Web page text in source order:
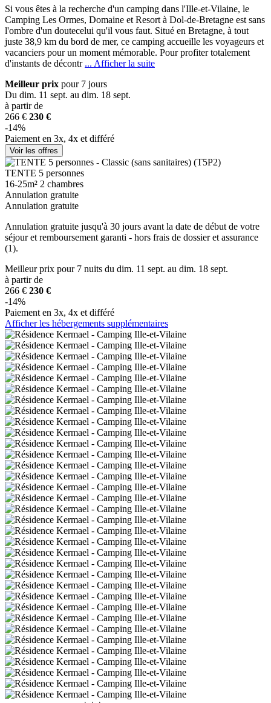
Si vous êtes à la recherche d'un camping dans l'Ille-et-Vilaine, le
Camping Les Ormes, Domaine et Resort à Dol-de-Bretagne est sans
l'ombre d'un doutecelui qu'il vous faut. Situé en Bretagne, à tout
juste 38,9 km du bord de mer, ce camping accueille les voyageurs et
vacanciers pour un moment mémorable. Pour profiter totalement
d'instants de décontr ... Afficher la suite
Meilleur prix pour 7 jours
Du dim. 11 sept. au dim. 18 sept.
à partir de
266 € 230 €
-14%
Paiement en 3x, 4x et différé
Voir les offres
TENTE 5 personnes
16-25m² 2 chambres
Annulation gratuite
Annulation gratuite
Annulation gratuite jusqu'à 30 jours avant la date de début de votre
séjour et remboursement garanti - hors frais de dossier et assurance
(1).
Meilleur prix pour 7 nuits du dim. 11 sept. au dim. 18 sept.
à partir de
266 € 230 €
-14%
Paiement en 3x, 4x et différé
Afficher les hébergements supplémentaires